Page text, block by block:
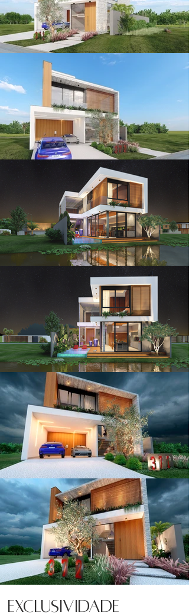
EXCLUSIVIDADE